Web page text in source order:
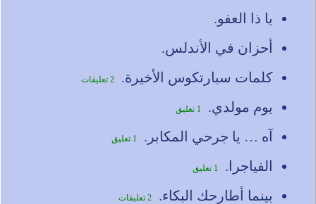
يا ذا العفو.
أحزان في الأندلس.
كلمات سبارتكوس الأخيرة.
2 تعليقات
يوم مولدي. 1 تعليق
آه … يا جرحي المكابر. 1 تعليق
الفياجرا. 1 تعليق
بينما أطارحك البكاء. 2 تعليقات